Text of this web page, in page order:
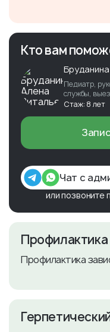
Кто вам
Педиатр,
службы,
Стаж: 8 лет
Чат с
или позвоните
Профилактика
Профилактика